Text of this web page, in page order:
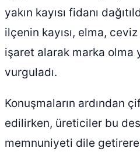
yakın kayısı fidanı
ilçenin kayısı, elma,
işaret alarak marka olma
vurguladı.
Konuşmaların ardından
edilirken, üreticiler bu
memnuniyeti dile